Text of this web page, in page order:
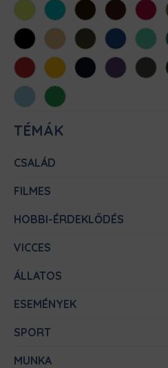
AlmazöldAtollkékBarnaBordóChili
FeketeHomokKhaki KirálykékMenta
Piros SárgaSötétkékSötétlila
Világoskék
Zöld
TÉMÁK
CSALÁD
FILMES
HOBBI-ÉRDEKLŐDÉS
VICCES
ÁLLATOS
ESEMÉNYEK
SPORT
MUNKA